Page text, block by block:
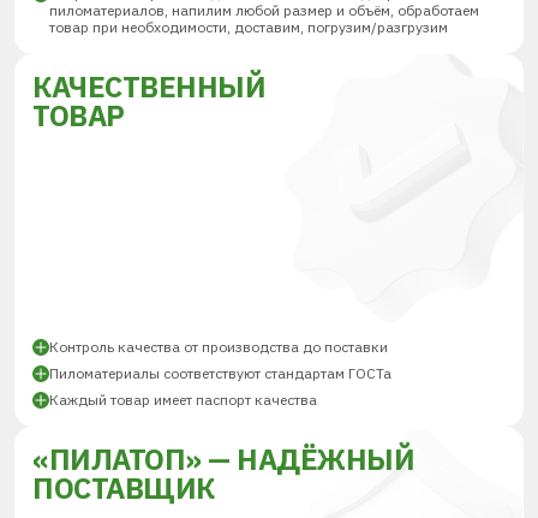
пиломатериалов, напилим любой размер и объём, обработаем
товар при необходимости, доставим, погрузим/разгрузим
КАЧЕСТВЕННЫЙ
ТОВАР
Контроль качества от производства до поставки
Пиломатериалы соответствуют стандартам ГОСТа
Каждый товар имеет паспорт качества
«ПИЛАТОП» — НАДЁЖНЫЙ
ПОСТАВЩИК